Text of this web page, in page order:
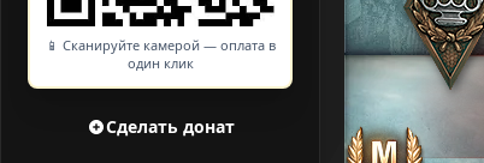
📱 Сканируйте камерой — оплата в
один клик
Сделать донат